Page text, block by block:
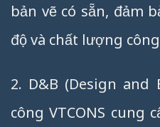
bản vẽ có sẵn, đảm
độ và chất lượng
2. D&B (Design
công VTCONS cung